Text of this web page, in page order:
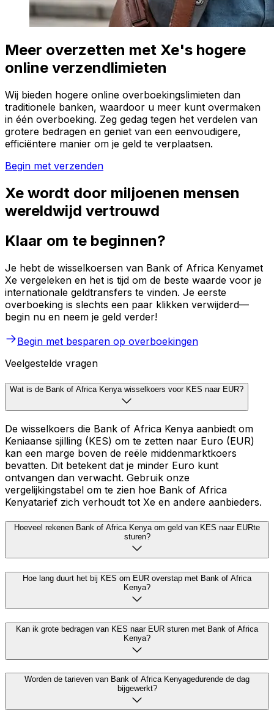
Meer overzetten met Xe's hogere
online verzendlimieten
Wij bieden hogere online overboekingslimieten dan
traditionele banken, waardoor u meer kunt overmaken
in één overboeking. Zeg gedag tegen het verdelen van
grotere bedragen en geniet van een eenvoudigere,
efficiëntere manier om je geld te verplaatsen.
Begin met verzenden
Xe wordt door miljoenen mensen
wereldwijd vertrouwd
Klaar om te beginnen?
Je hebt de wisselkoersen van Bank of Africa Kenyamet
Xe vergeleken en het is tijd om de beste waarde voor je
internationale geldtransfers te vinden. Je eerste
overboeking is slechts een paar klikken verwijderd—
begin nu en neem je geld verder!
Begin met besparen op overboekingen
Veelgestelde vragen
Wat is de Bank of Africa Kenya wisselkoers voor KES naar EUR?
De wisselkoers die Bank of Africa Kenya aanbiedt om
Keniaanse sjilling (KES) om te zetten naar Euro (EUR)
kan een marge boven de reële middenmarktkoers
bevatten. Dit betekent dat je minder Euro kunt
ontvangen dan verwacht. Gebruik onze
vergelijkingstabel om te zien hoe Bank of Africa
Kenyatarief zich verhoudt tot Xe en andere aanbieders.
Hoeveel rekenen Bank of Africa Kenya om geld van KES naar EURte
sturen?
Hoe lang duurt het bij KES om EUR overstap met Bank of Africa
Kenya?
Kan ik grote bedragen van KES naar EUR sturen met Bank of Africa
Kenya?
Worden de tarieven van Bank of Africa Kenyagedurende de dag
bijgewerkt?